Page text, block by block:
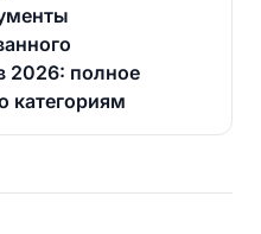
2026: полное
категориям